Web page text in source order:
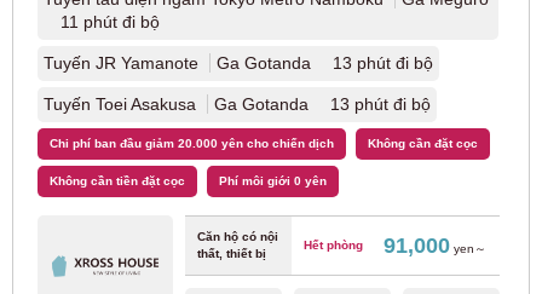
11 phút đi bộ
Tuyến JR Yamanote Ga Gotanda 13 phút đi bộ
Tuyến Toei Asakusa Ga Gotanda 13 phút đi bộ
Chi phí ban đầu giảm 20.000 yên cho chiến dịch Không cần đặt cọc
Không cần tiền đặt cọc Phí môi giới 0 yên
Căn hộ có nội
thất, thiết bị
Hết phòng 91,000yen～
Tuyến tàu điện ngầm thành phố Nagoya
Tsurumai
Tuyến tàu điện ngầm thành phố Nagoya
Higashiyama (40)
Tuyến tàu điện ngầm thành phố Nagoya Meijo
Đường sắt Nagoya